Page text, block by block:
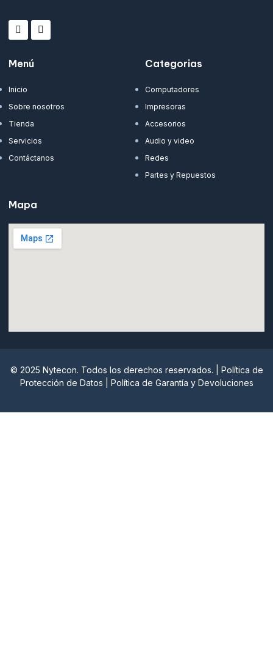
Menú
Inicio
Sobre nosotros
Tienda
Servicios
Contáctanos
Categorias
Computadores
Impresoras
Accesorios
Audio y video
Redes
Partes y Repuestos
Mapa
© 2025 Nytecon. Todos los derechos reservados. | Política de
Protección de Datos
Política de Garantía y Devoluciones